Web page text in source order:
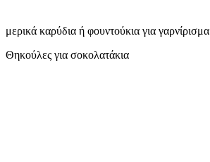
μερικά καρύδια ή φουντούκια για γαρνίρισμα
Θηκούλες για σοκολατάκια